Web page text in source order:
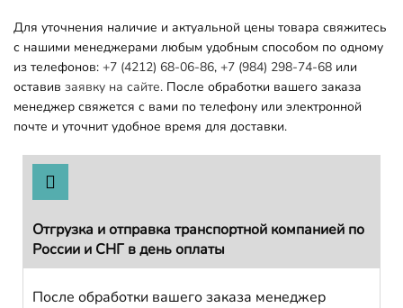
Для уточнения наличие и актуальной цены товара свяжитесь
с нашими менеджерами любым удобным способом по одному
из телефонов: +7 (4212) 68-06-86, +7 (984) 298-74-68 или
оставив заявку на сайте. После обработки вашего заказа
менеджер свяжется с вами по телефону или электронной
почте и уточнит удобное время для доставки.
Отгрузка и отправка транспортной компанией по
России и СНГ в день оплаты
После обработки вашего заказа менеджер